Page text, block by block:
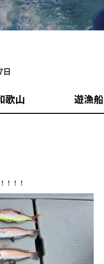
日
歌山 遊漁船
！！！